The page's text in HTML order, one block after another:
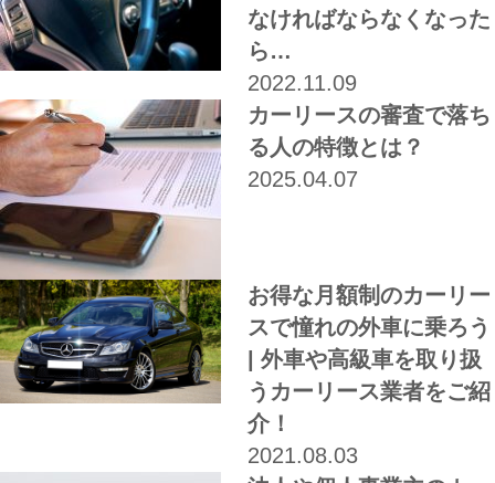
なければならなくなった
ら…
2022.11.09
カーリースの審査で落ち
る人の特徴とは？
2025.04.07
お得な月額制のカーリー
スで憧れの外車に乗ろう
| 外車や高級車を取り扱
うカーリース業者をご紹
介！
2021.08.03